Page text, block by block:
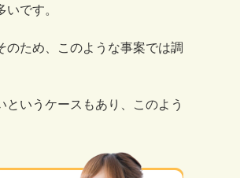
です。
ため、このような事案では調
いうケースもあり、このよう